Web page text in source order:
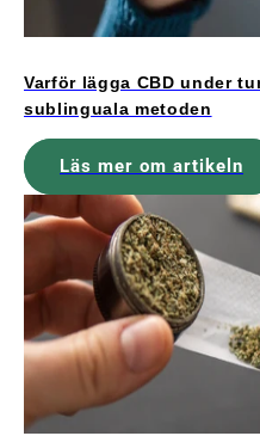
Varför lägga CBD under
sublinguala metoden
Läs mer om artikeln